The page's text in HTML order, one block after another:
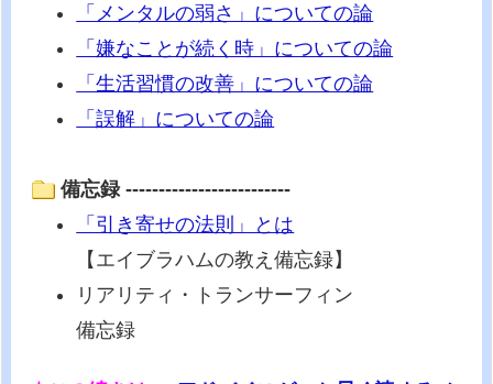
「メンタルの弱さ」についての論
「嫌なことが続く時」についての論
「生活習慣の改善」についての論
「誤解」についての論
備忘録 -------------------------
「引き寄せの法則」とは
【エイブラハムの教え備忘録】
リアリティ・トランサーフィン
備忘録